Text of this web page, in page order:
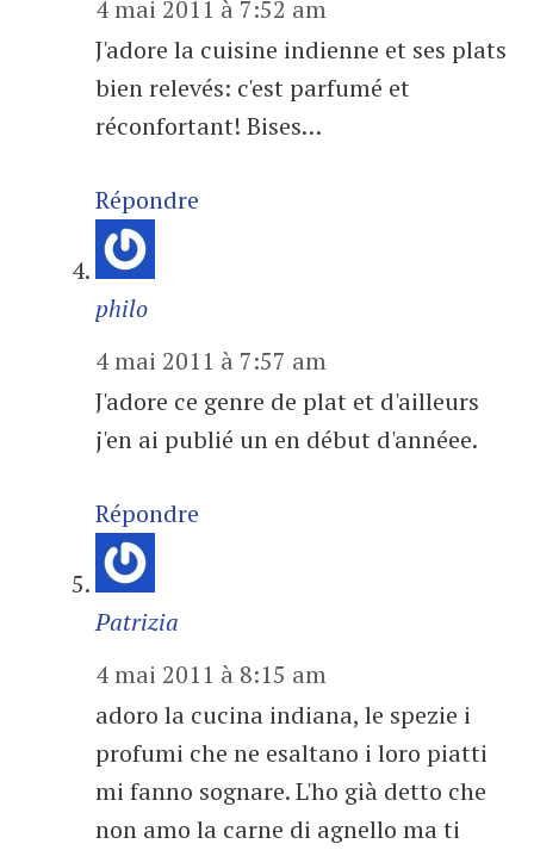
4 mai 2011 à 7:52 am
J'adore la cuisine indienne et ses plats
bien relevés: c'est parfumé et
réconfortant! Bises…
Répondre
philo
4 mai 2011 à 7:57 am
J'adore ce genre de plat et d'ailleurs
j'en ai publié un en début d'annéee.
Répondre
Patrizia
4 mai 2011 à 8:15 am
adoro la cucina indiana, le spezie i
profumi che ne esaltano i loro piatti
mi fanno sognare. L'ho già detto che
non amo la carne di agnello ma ti